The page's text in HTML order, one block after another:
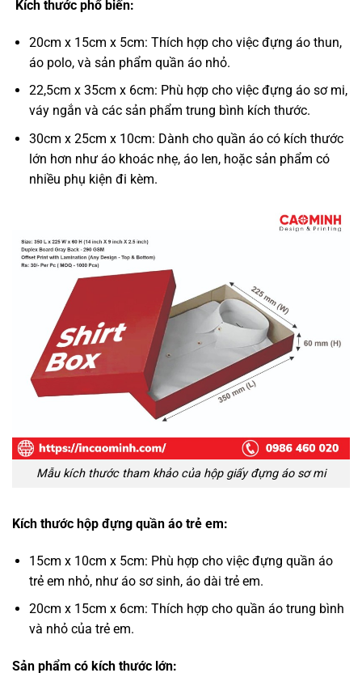
Kích thước phổ biến:
20cm x 15cm x 5cm: Thích hợp cho việc đựng áo thun,
áo polo, và sản phẩm quần áo nhỏ.
22,5cm x 35cm x 6cm: Phù hợp cho việc đựng áo sơ mi,
váy ngắn và các sản phẩm trung bình kích thước.
30cm x 25cm x 10cm: Dành cho quần áo có kích thước
lớn hơn như áo khoác nhẹ, áo len, hoặc sản phẩm có
nhiều phụ kiện đi kèm.
Mẫu kích thước tham khảo của hộp giấy đựng áo sơ mi
Kích thước hộp đựng quần áo trẻ em:
15cm x 10cm x 5cm: Phù hợp cho việc đựng quần áo
trẻ em nhỏ, như áo sơ sinh, áo dài trẻ em.
20cm x 15cm x 6cm: Thích hợp cho quần áo trung bình
và nhỏ của trẻ em.
Sản phẩm có kích thước lớn: